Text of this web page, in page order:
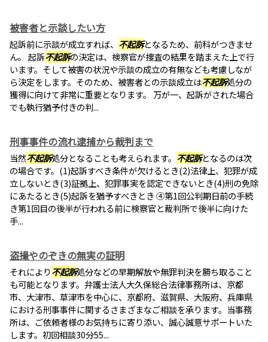
被害者と示談したい方
起訴前に示談が成立すれば、 不起訴となるため、前科がつきませ
ん。 起訴不起訴の決定は、検察官が捜査の結果を踏まえた上で行
います。そして被害の状況や示談の成立の有無なども考慮しなが
ら決定をします。そのため、被害者との示談成立は不起訴処分の
獲得に向けて非常に重要となります。 万が一、起訴がされた場合
でも執行猶予付きの判...
刑事事件の流れ逮捕から裁判まで
当然不起訴処分となることも考えられます。 不起訴となるのは次
の場合です。(1)起訴すべき条件が欠けるとき(2)法律上、犯罪が成
立しないとき(3)証拠上、犯罪事実を認定できないとき(4)刑の免除
にあたるとき(5)起訴を猶予すべきとき ④第1回公判期日前の手続
き第1回目の後半が行われる前に検察官と裁判所で後半に向けた
手...
盗撮やのぞきの無実の証明
それにより不起訴処分などの早期解放や無罪判決を勝ち取ること
も可能となります。弁護士法人大久保総合法律事務所は、京都
市、大津市、草津市を中心に、京都府、滋賀県、大阪府、兵庫県
における刑事事件に関するさまざまなご相談を承ります。当事務
所は、ご依頼者様のお気持ちに寄り添い、誠心誠意サポートいた
します。初回相談30分55...